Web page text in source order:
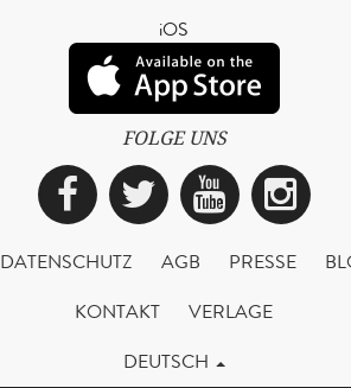
iOS
FOLGE UNS
Facebook
Twitter
DATENSCHUTZ AGB PRESSE
KONTAKT
VERLAGE
DEUTSCH